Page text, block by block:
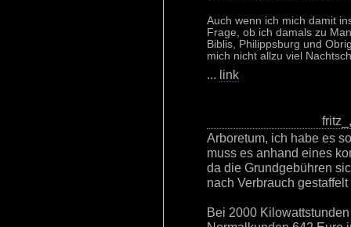
Auch wenn ich mich damit
Frage, ob ich damals zu
Biblis, Philippsburg und
mich nicht allzu viel
... link
Arboretum, ich habe es
muss es anhand eines
da die Grundgebühren
nach Verbrauch gestaffelt
Bei 2000